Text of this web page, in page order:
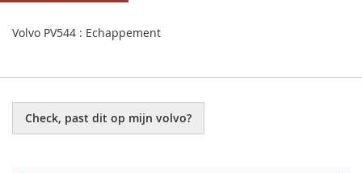
Volvo PV544 : Echappement
Check, past dit op mijn volvo?